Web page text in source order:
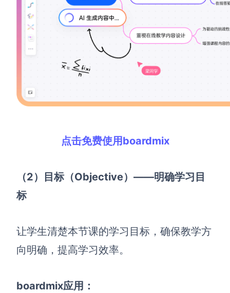
点击免费使用boardmix
（2）目标（Objective）——明确学习目
标
让学生清楚本节课的学习目标，确保教学方
向明确，提高学习效率。
boardmix应用：